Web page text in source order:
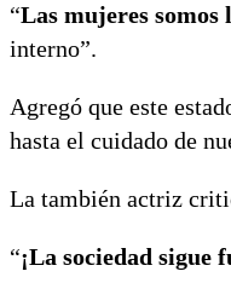
“Las mujeres somos
interno”.
Agregó que este
hasta el cuidado de
La también actriz
“¡La sociedad sigue